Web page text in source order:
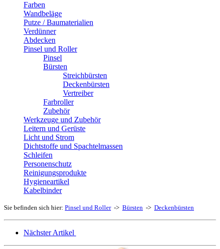
Farben
Wandbeläge
Putze / Baumaterialien
Verdünner
Abdecken
Pinsel und Roller
Pinsel
Bürsten
Streichbürsten
Deckenbürsten
Vertreiber
Farbroller
Zubehör
Werkzeuge und Zubehör
Leitern und Gerüste
Licht und Strom
Dichtstoffe und Spachtelmassen
Schleifen
Personenschutz
Reinigungsprodukte
Hygieneartikel
Kabelbinder
Sie befinden sich hier: Pinsel und Roller-> Bürsten -> Deckenbürsten
Nächster Artikel